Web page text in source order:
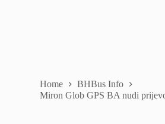
Home
BHBus Info
Miron Glob GPS BA nudi